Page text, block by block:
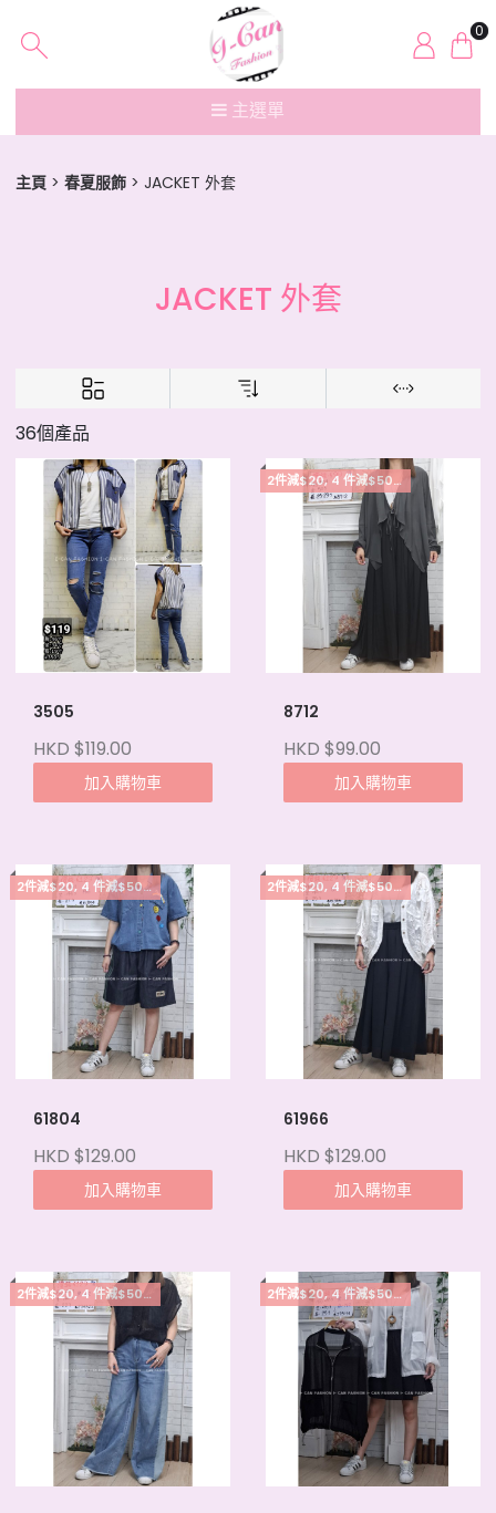
0
主選單
主頁 春夏服飾 JACKET 外套
JACKET 外套
36個產品
3505
HKD $119.00
加入購物車
2件減$20, 4 件減$50, 5件起每件減$15
8712
HKD $99.00
加入購物車
2件減$20, 4 件減$50, 5件起每件減$15
61804
HKD $129.00
加入購物車
2件減$20, 4 件減$50, 5件起每件減$15
61966
HKD $129.00
加入購物車
2件減$20, 4 件減$50, 5件起每件減$15 2件減$20, 4 件減$50, 5件起每件減$15